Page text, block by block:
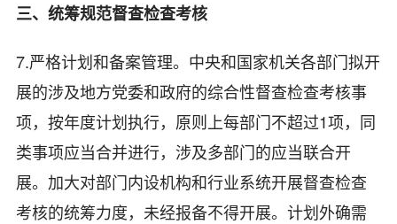
三、统筹规范督查检查考核
7.严格计划和备案管理。中央和国家机关各部门拟开
展的涉及地方党委和政府的综合性督查检查考核事
项，按年度计划执行，原则上每部门不超过1项，同
类事项应当合并进行，涉及多部门的应当联合开
展。加大对部门内设机构和行业系统开展督查检查
考核的统筹力度，未经报备不得开展。计划外确需